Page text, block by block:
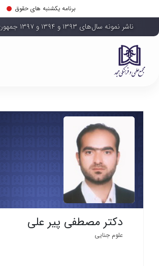
برنامه یکشنبه های حقوق
ناشر نمونه سال‌های ۱۳۹۳ و ۱۳۹۴ و ۱۳۹۷ جمهوری اسلامی ایران
دکتر مصطفی پیر علی
علوم جنایی